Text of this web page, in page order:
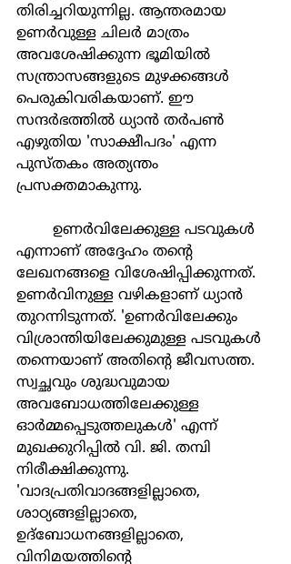
തിരിച്ചറിയുന്നില്ല. ആന്തരമായ
ഉണര്‍വുള്ള ചിലര്‍ മാത്രം
അവശേഷിക്കുന്ന ഭൂമിയില്‍
സന്ത്രാസങ്ങളുടെ മുഴക്കങ്ങള്‍
പെരുകിവരികയാണ്. ഈ
സന്ദര്‍ഭത്തില്‍ ധ്യാന്‍ തര്‍പണ്‍
എഴുതിയ 'സാക്ഷീപദം' എന്ന
പുസ്തകം അത്യന്തം
പ്രസക്തമാകുന്നു.
എന്നാണ് അദ്ദേഹം തന്‍റെ
ലേഖനങ്ങളെ വിശേഷിപ്പിക്കുന്നത്.
ഉണര്‍വിനുള്ള വഴികളാണ് ധ്യാന്‍
തുറന്നിടുന്നത്. 'ഉണര്‍വിലേക്കും
വിശ്രാന്തിയിലേക്കുമുള്ള പടവുകള്‍
തന്നെയാണ് അതിന്‍റെ ജീവസത്ത.
സ്വച്ഛവും ശുദ്ധവുമായ
അവബോധത്തിലേക്കുള്ള
ഓര്‍മ്മപ്പെടുത്തലുകള്‍' എന്ന്
മുഖക്കുറിപ്പില്‍ വി. ജി. തമ്പി
നിരീക്ഷിക്കുന്നു.
'വാദപ്രതിവാദങ്ങളില്ലാതെ,
ശാഠ്യങ്ങളില്ലാതെ,
ഉദ്ബോധനങ്ങളില്ലാതെ,
വിനിമയത്തിന്‍റെ